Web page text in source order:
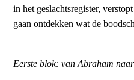
in het geslachtsregister,
gaan ontdekken wat de
Eerste blok: van Abraham